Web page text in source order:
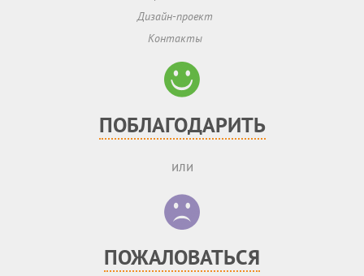
Дизайн-проект
Контакты
ПОБЛАГОДАРИТЬ
или
ПОЖАЛОВАТЬСЯ